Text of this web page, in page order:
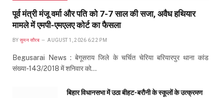
पूर्व मंत्री मंजू वर्मा और पति को 7-7 साल की सजा, अवैध हथियार
मामले में एमपी-एमएलए कोर्ट का फैसला
BY सुमन सौरब AUGUST 1, 2026 6:22 PM
Begusarai News : बेगूसराय जिले के चर्चित चेरिया बरियारपुर थाना कांड
संख्या-143/2018 में शनिवार को…
बिहार विधानसभा में उठा बीहट-बरौनी के स्कूलों के उत्क्रमण